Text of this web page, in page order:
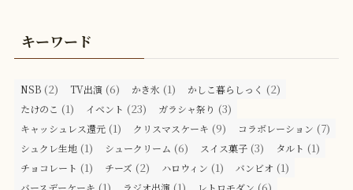
キーワード
NSB (2) TV出演 (6) かき氷 (1) かしこ暮らしっく (2)
たけのこ (1) イベント (23) ガラシャ祭り (3)
キャッシュレス還元 (1) クリスマスケーキ (9) コラボレーション (7)
シュクレ生地 (1) シュークリーム (6) スイス菓子 (3) タルト (1)
チョコレート (1) チーズ (2) ハロウィン (1) バンビオ (1)